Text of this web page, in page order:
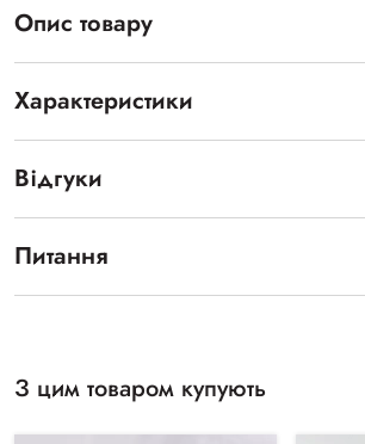
Опис товару
Характеристики
Відгуки
Питання
З цим товаром купують